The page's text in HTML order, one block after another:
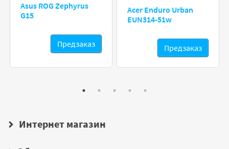
Asus ROG Zephyrus
G15
Предзаказ
Acer Enduro Urban
EUN314-51w
Предзаказ
Интернет магазин